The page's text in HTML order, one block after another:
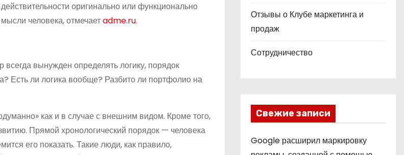
оригинально или функционально
человека, отмечаетadme.ru.
вынужден определять логику, порядок
Есть ли логика вообще? Разбито ли портфолио на
как и в случае с внешним видом. Кроме того,
Прямой хронологический порядок — человека
его показать. Такие люди, как правило,
Отзывы о Клубе маркетинга и
продаж
Сотрудничество
Свежие записи
Google расширил маркировку